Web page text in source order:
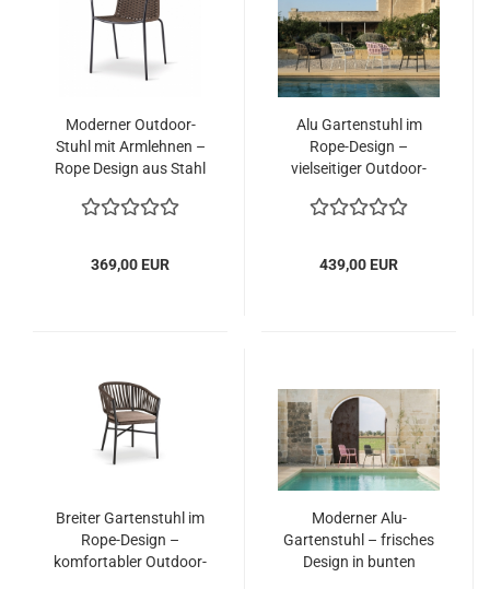
Moderner Outdoor-
Stuhl mit Armlehnen –
Rope Design aus Stahl
369,00 EUR
Alu Gartenstuhl im
Rope-Design –
vielseitiger Outdoor-
Komfortpolster
439,00 EUR
Breiter Gartenstuhl im
Rope-Design –
komfortabler Outdoor-
Moderner Alu-
Gartenstuhl – frisches
Design in bunten